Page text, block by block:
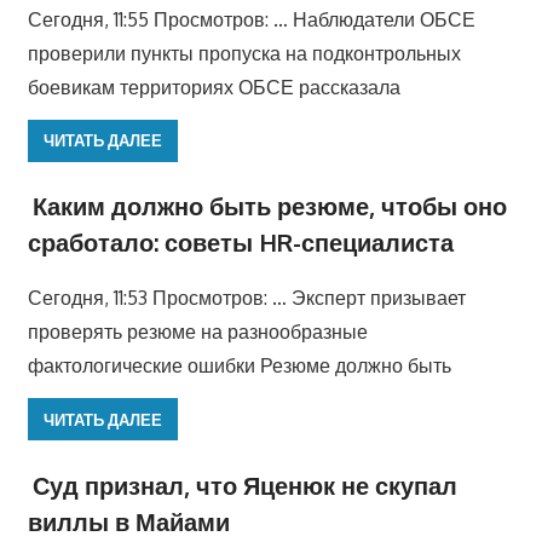
Сегодня, 11:55 Просмотров: … Наблюдатели ОБСЕ
проверили пункты пропуска на подконтрольных
боевикам территориях ОБСЕ рассказала
ЧИТАТЬ ДАЛЕЕ
Каким должно быть резюме, чтобы оно
сработало: советы HR-специалиста
Сегодня, 11:53 Просмотров: … Эксперт призывает
проверять резюме на разнообразные
фактологические ошибки Резюме должно быть
ЧИТАТЬ ДАЛЕЕ
Суд признал, что Яценюк не скупал
виллы в Майами